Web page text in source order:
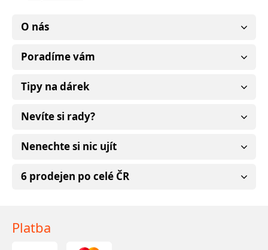
O nás
Poradíme vám
Tipy na dárek
Nevíte si rady?
Nenechte si nic ujít
6 prodejen po celé ČR
Platba